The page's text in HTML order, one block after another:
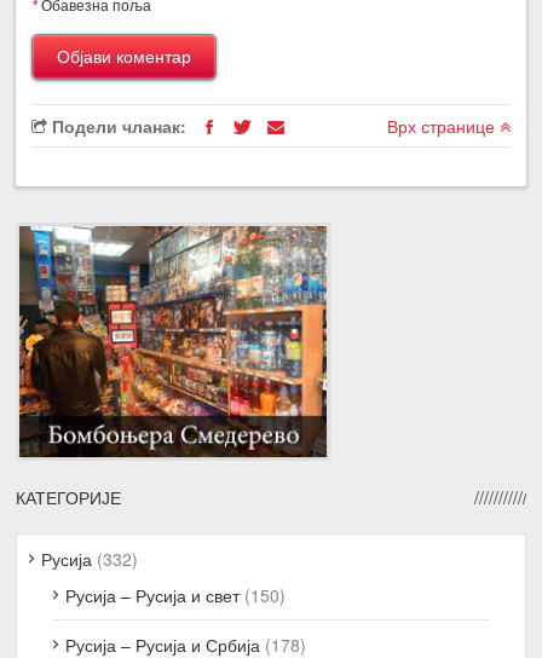
Подели чланак: Врх странице
КАТЕГОРИЈЕ
Русија (332)
Русија – Русија и свет(150)
Русија – Русија и Србија (178)